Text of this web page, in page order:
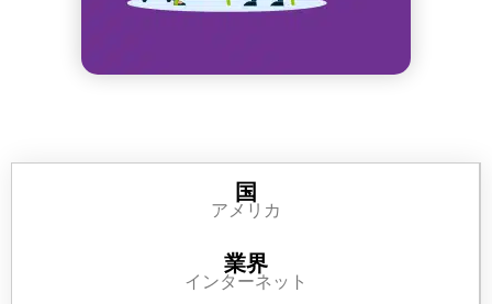
国
アメリカ
業界
インターネット